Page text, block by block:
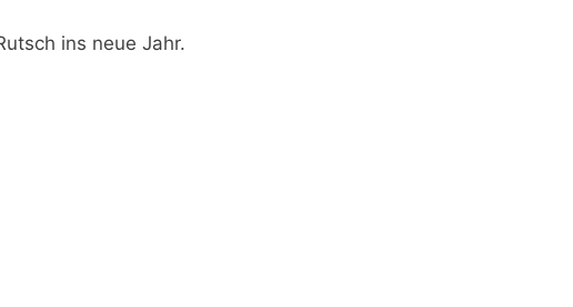
ins neue Jahr.